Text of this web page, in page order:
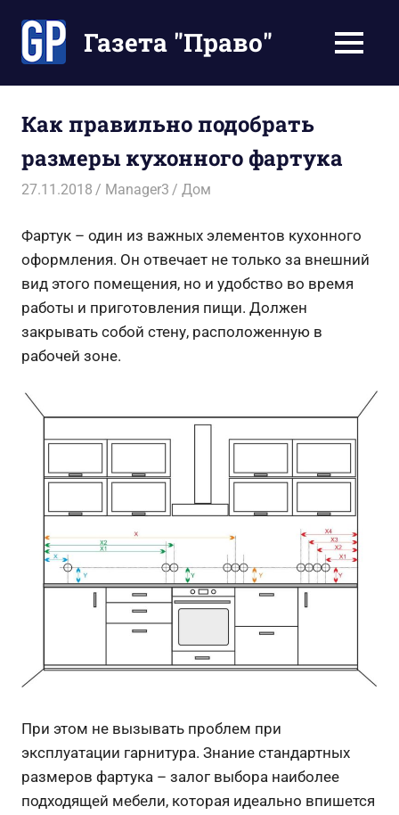
содержимомуГазета "Право"
экономят
Ваше
время
МЕНЮ
Как правильно подобрать
размеры кухонного фартука
27.11.2018 Manager3 Дом
Фартук – один из важных элементов кухонного
оформления. Он отвечает не только за внешний
вид этого помещения, но и удобство во время
работы и приготовления пищи. Должен
закрывать собой стену, расположенную в
рабочей зоне.
При этом не вызывать проблем при
эксплуатации гарнитура. Знание стандартных
размеров фартука – залог выбора наиболее
подходящей мебели, которая идеально впишется